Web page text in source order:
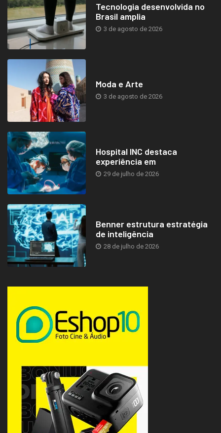
Tecnologia desenvolvida no
Brasil amplia
3 de agosto de 2026
Moda e Arte
3 de agosto de 2026
Hospital INC destaca
experiência em
29 de julho de 2026
Benner estrutura estratégia
de inteligência
28 de julho de 2026